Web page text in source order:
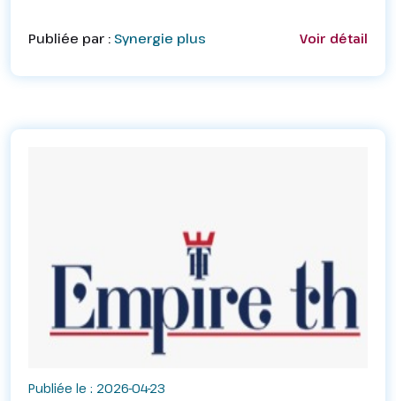
TITULAIRE D’UNE LICENCE, D’UN MASTER OU DOCTORAT
👉 À PARTIR DE 3500 FC...
Publiée par : Synergie plus Voir détail
Publiée le : 2026-04-23